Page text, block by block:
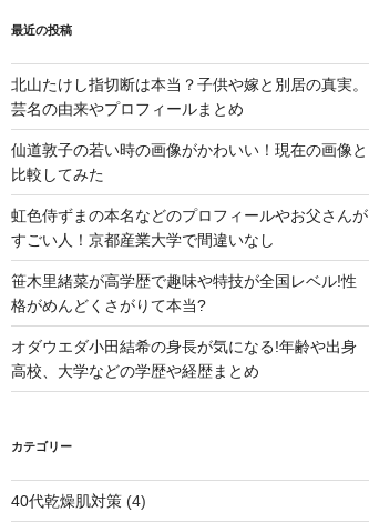
最近の投稿
北山たけし指切断は本当？子供や嫁と別居の真実。
芸名の由来やプロフィールまとめ
仙道敦子の若い時の画像がかわいい！現在の画像と
比較してみた
虹色侍ずまの本名などのプロフィールやお父さんが
すごい人！京都産業大学で間違いなし
笹木里緒菜が高学歴で趣味や特技が全国レベル!性
格がめんどくさがりて本当?
オダウエダ小田結希の身長が気になる!年齢や出身
高校、大学などの学歴や経歴まとめ
カテゴリー
40代乾燥肌対策(4)